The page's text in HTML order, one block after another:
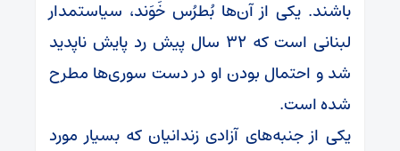
باشند. یکی از آن‌ها بُطرُس خَوَند، سیاستمدار
لبنانی است که ۳۲ سال پیش رد پایش ناپدید
شد و احتمال بودن او در دست سوری‌ها مطرح
شده است.
یکی از جنبه‌های آزادی زندانیان که بسیار مورد